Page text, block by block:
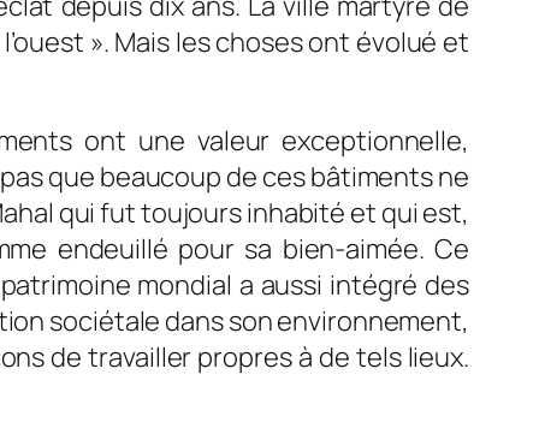
». Mais les choses ont évolué et
ont une valeur exceptionnelle,
que beaucoup de ces bâtiments ne
qui fut toujours inhabité et qui est,
endeuillé pour sa bien-aimée. Ce
mondial a aussi intégré des
sociétale dans son environnement,
de travailler propres à de tels lieux.